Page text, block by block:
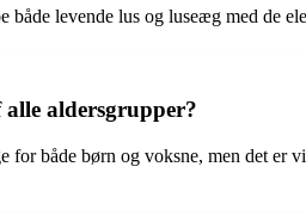
både levende lus og luseæg med de
aldersgrupper?
for både børn og voksne, men det